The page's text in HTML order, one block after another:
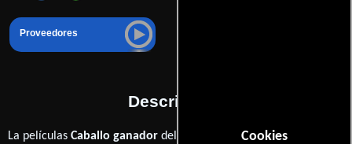
Cookies
Proveedores
Descripción
La películas Caballo ganador del año 2015, conocida